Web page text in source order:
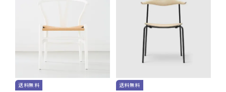
送料無料 送料無料